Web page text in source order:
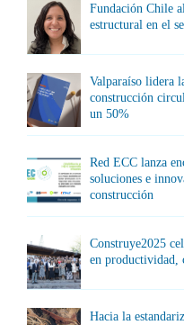
Fundación Chile
estructural en el
Valparaíso lidera
construcción
un 50%
Red ECC lanza
soluciones e
construcción
Construye2025
en productividad,
Hacia la